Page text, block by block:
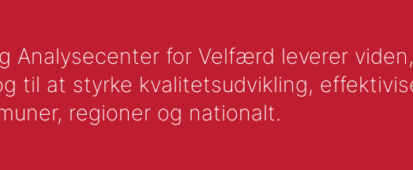
Analysecenter for Velfærd leverer
til at styrke kvalitetsudvikling,
regioner og nationalt.